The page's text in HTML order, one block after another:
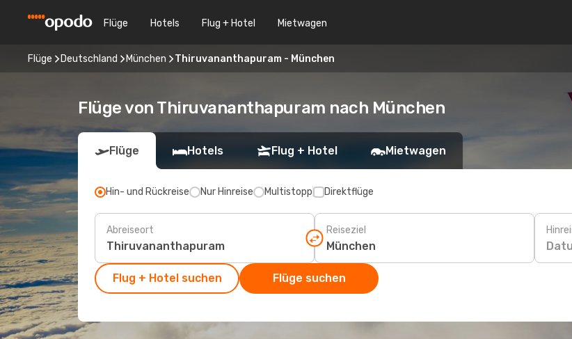
Flüge Hotels Flug + Hotel Mietwagen
Flüge Deutschland München Thiruvananthapuram - München
Flüge von Thiruvananthapuram nach München
Flüge Hotels Flug + Hotel Mietwagen
Hin- und Rückreise Nur Hinreise Multistopp Direktflüge
Abreiseort Reiseziel
Flug + Hotel suchen Flüge suchen